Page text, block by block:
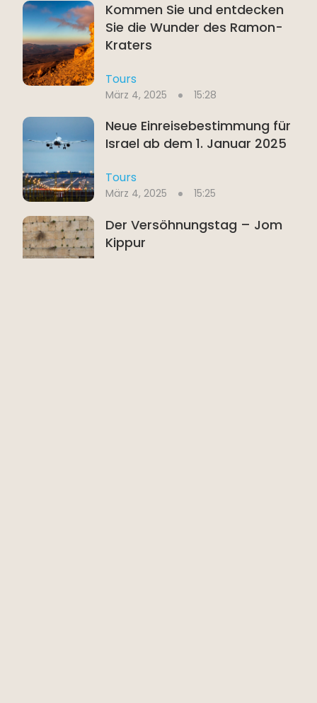
Kommen Sie und entdecken
Sie die Wunder des Ramon-
Kraters
Tours
März 4, 2025 15:28
Neue Einreisebestimmung für
Israel ab dem 1. Januar 2025
Tours
März 4, 2025 15:25
Der Versöhnungstag – Jom
Kippur